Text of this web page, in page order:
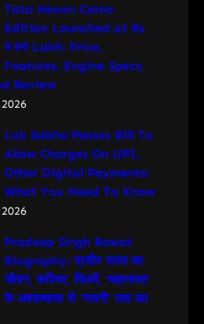
Tata Nexon Camo
Edition Launched at Rs
9.99 Lakh: Price,
Features, Engine Specs,
Review
Lok Sabha Passes Bill To
Allow Charges On UPI,
Other Digital Payments:
What You Need To Know
Pradeep Singh Rawat
Biography: प्रदीप रावत का
जीवन, करियर, फिल्में, ‘महाभारत’
के अश्वत्थामा से ‘गजनी’ तक का